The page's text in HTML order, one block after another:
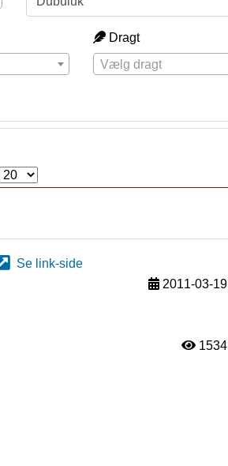
Dragt
Vælg dragt
Se link-side
2011-03-19
1534